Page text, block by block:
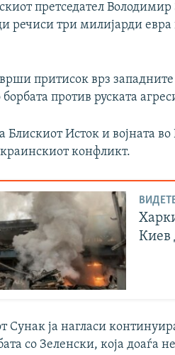
претседател
речиси три милијарди
притисок врз
борбата против руската
Блискиот Исток и војната
конфликт.
Киев
Сунак ја нагласи
со Зеленски, која доаѓа